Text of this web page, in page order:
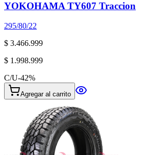
YOKOHAMA TY607 Traccion
295/80/22
$ 3.466.999
$ 1.998.999
C/U-42%
Agregar al carrito